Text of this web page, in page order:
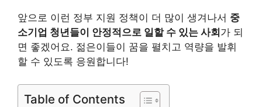
앞으로 이런 정부 지원 정책이 더 많이 생겨나서 중
소기업 청년들이 안정적으로 일할 수 있는 사회 가 되
면 좋겠어요. 젊은이들이 꿈을 펼치고 역량을 발휘
할 수 있도록 응원합니다!
Table of Contents